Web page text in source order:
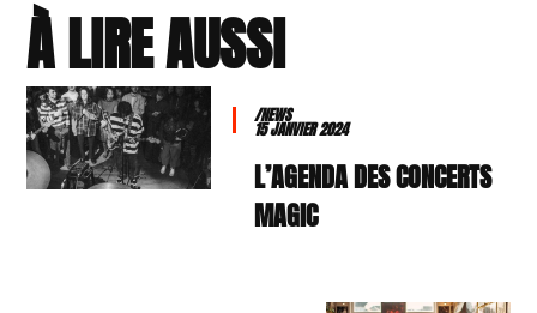
À LIRE AUSSI
/NEWS
15 JANVIER 2024
L’AGENDA DES CONCERTS
MAGIC